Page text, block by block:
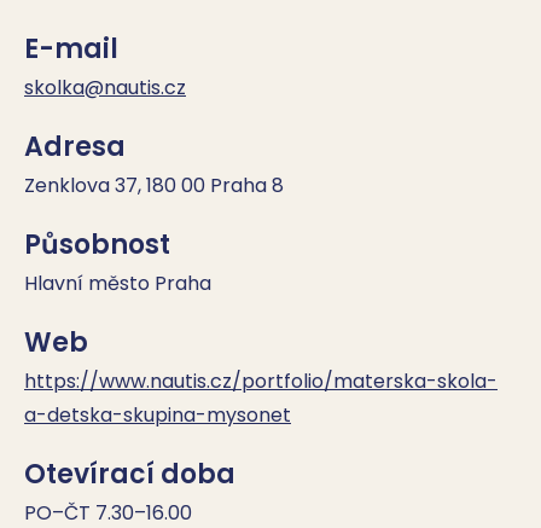
E-mail
skolka@nautis.cz
Adresa
Zenklova 37, 180 00 Praha 8
Působnost
Hlavní město Praha
Web
https://www.nautis.cz/portfolio/materska-skola-
a-detska-skupina-mysonet
Otevírací doba
PO–ČT 7.30–16.00